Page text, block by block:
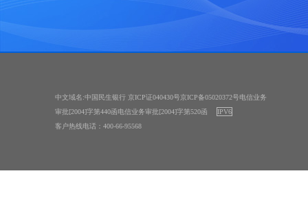
中文域名:中国民生银行 京ICP证040430号京ICP备05020372号电信业务
审批[2004]字第440函电信业务审批[2004]字第520函
IPV6
客户热线电话：400-66-95568